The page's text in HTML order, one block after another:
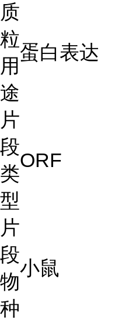
质
粒
用
途
蛋白表达
片
段
类
型
ORF
片
段
物
种
小鼠